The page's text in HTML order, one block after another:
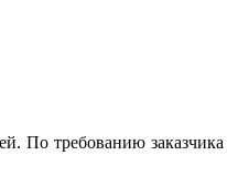
По требованию